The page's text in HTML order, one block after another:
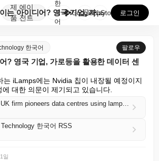
제
품
에이
전트
번뜩이는 아이디어? 영국 기업, 가로등을 활용한 데이터...
한
국
어
GooglePlay
AppStore 로그인
한국어 팔로우
? 영국 기업, 가로등을 활용한 데이터 센
는 iLamps에는 Nvidia 칩이 내장될 예정이지
대한 의문이 제기되고 있습니다.
Bright idea? UK firm pioneers data centres using lampposts
한국어 RSS
일